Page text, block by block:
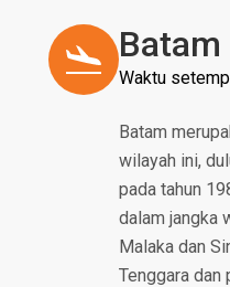
Batam
Waktu
Batam
wilayah ini,
pada tahun
dalam jangka
Malaka dan
Tenggara dan